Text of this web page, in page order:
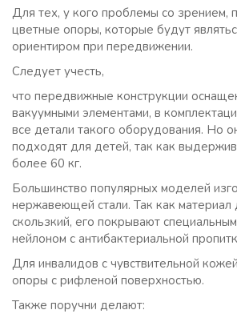
Для тех, у кого проблемы со зрением,
цветные опоры, которые будут
ориентиром при передвижении.
Следует учесть,
что передвижные конструкции
вакуумными элементами, в
все детали такого оборудования. Но
подходят для детей, так как
более 60 кг.
Большинство популярных моделей
нержавеющей стали. Так как материал
скользкий, его покрывают
нейлоном с антибактериальной
Для инвалидов с чувствительной
опоры с рифленой поверхностью.
Также поручни делают: